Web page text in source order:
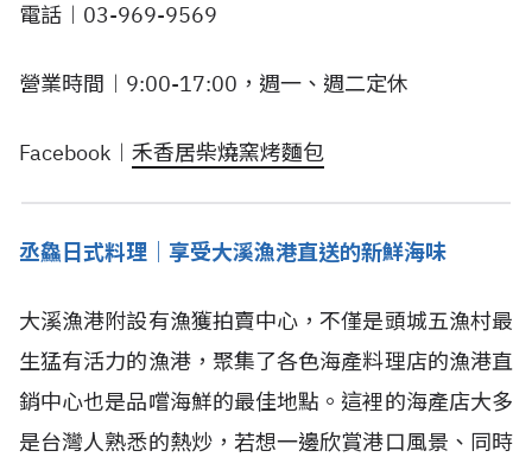
電話︱03-969-9569
營業時間︱9:00-17:00，週一、週二定休
Facebook︱ 禾香居柴燒窯烤麵包
丞鱻日式料理｜享受大溪漁港直送的新鮮海味
大溪漁港附設有漁獲拍賣中心，不僅是頭城五漁村最
生猛有活力的漁港，聚集了各色海產料理店的漁港直
銷中心也是品嚐海鮮的最佳地點。這裡的海產店大多
是台灣人熟悉的熱炒，若想一邊欣賞港口風景、同時